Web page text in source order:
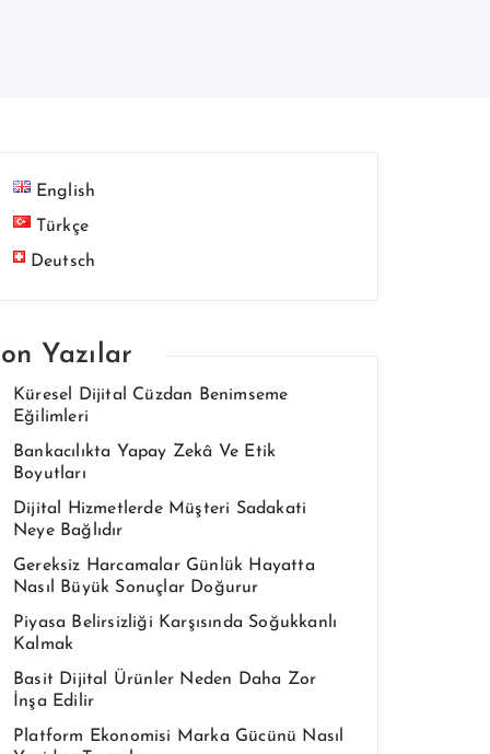
English
Türkçe
Deutsch
Yazılar
Küresel Dijital Cüzdan Benimseme
Eğilimleri
Bankacılıkta Yapay Zekâ Ve Etik
Boyutları
Dijital Hizmetlerde Müşteri Sadakati
Neye Bağlıdır
Gereksiz Harcamalar Günlük Hayatta
Nasıl Büyük Sonuçlar Doğurur
Piyasa Belirsizliği Karşısında Soğukkanlı
Kalmak
Basit Dijital Ürünler Neden Daha Zor
İnşa Edilir
Platform Ekonomisi Marka Gücünü Nasıl